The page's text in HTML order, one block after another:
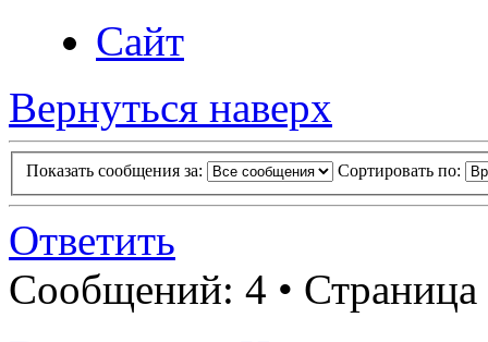
Сайт
Вернуться наверх
Показать сообщения за: Сортировать по:
Ответить
Сообщений: 4 • Страница